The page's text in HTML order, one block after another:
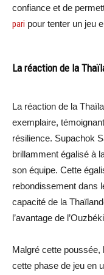
confiance et de
pari pour tenter un jeu
La réaction de la
La réaction de la
exemplaire,
résilience. Supachok
brillamment égalisé à
son équipe. Cette
rebondissement dans
capacité de la
l’avantage de
Malgré cette poussée,
cette phase de jeu en